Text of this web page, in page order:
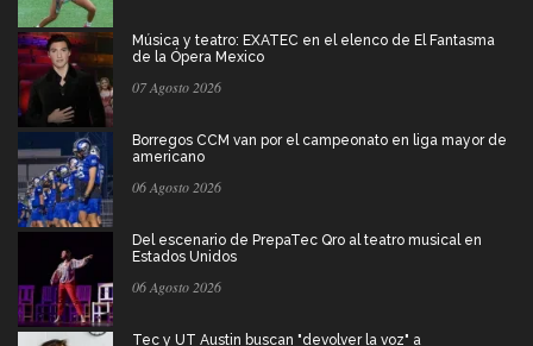
Música y teatro: EXATEC en el elenco de El Fantasma
de la Ópera Mexico
07 Agosto 2026
Borregos CCM van por el campeonato en liga mayor de
americano
06 Agosto 2026
Del escenario de PrepaTec Qro al teatro musical en
Estados Unidos
06 Agosto 2026
Tec y UT Austin buscan "devolver la voz" a